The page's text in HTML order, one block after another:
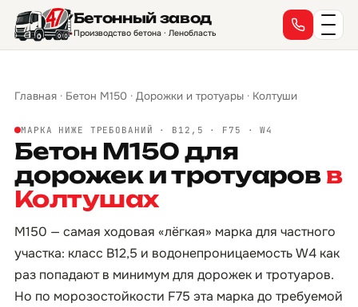
Бетонный завод
Производство бетона · Ленобласть
Главная · Бетон М150 · Дорожки и тротуары · Колтуши
МАРКА НИЖЕ ТРЕБОВАНИЙ · B12,5 · F75 · W4
Бетон М150 для
дорожек и тротуаров в
Колтушах
М150 — самая ходовая «лёгкая» марка для частного
участка: класс B12,5 и водонепроницаемость W4 как
раз попадают в минимум для дорожек и тротуаров.
Но по морозостойкости F75 эта марка до требуемой